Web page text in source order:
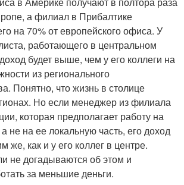
а филиал в Прибалтике
на 70% от европейского офиса. У
работающего в центральном
будет выше, чем у его коллеги на
из регионального
Понятно, что жизнь в столице
Но если менеджер из филиала
которая предполагает работу на
не на ее локальную часть, его доход
же, как и у его коллег в центре.
не догадываются об этом и
за меньшие деньги.